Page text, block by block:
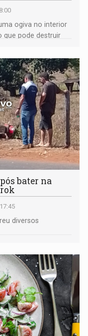
ogiva no interior
que pode destruir
bater na
diversos